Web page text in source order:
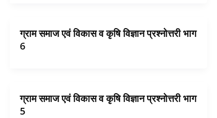
ग्राम समाज एवं विकास व कृषि विज्ञान प्रश्नोत्तरी भाग
6
ग्राम समाज एवं विकास व कृषि विज्ञान प्रश्नोत्तरी भाग
5